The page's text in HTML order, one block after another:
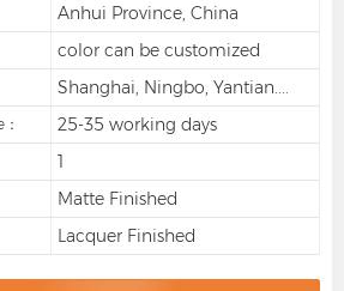
Anhui Province, China
color can be customized
Shanghai, Ningbo, Yantian....
25-35 working days
1
Matte Finished
Lacquer Finished